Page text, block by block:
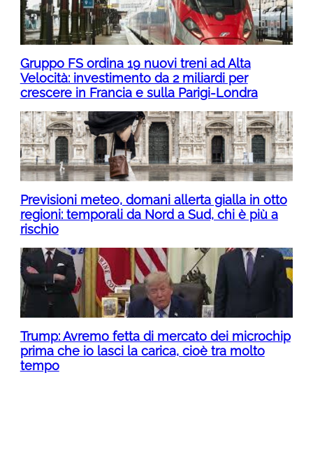
Gruppo FS ordina 19 nuovi treni ad Alta
Velocità: investimento da 2 miliardi per
crescere in Francia e sulla Parigi-Londra
Previsioni meteo, domani allerta gialla in otto
regioni: temporali da Nord a Sud, chi è più a
rischio
Trump: Avremo fetta di mercato dei microchip
prima che io lasci la carica, cioè tra molto
tempo